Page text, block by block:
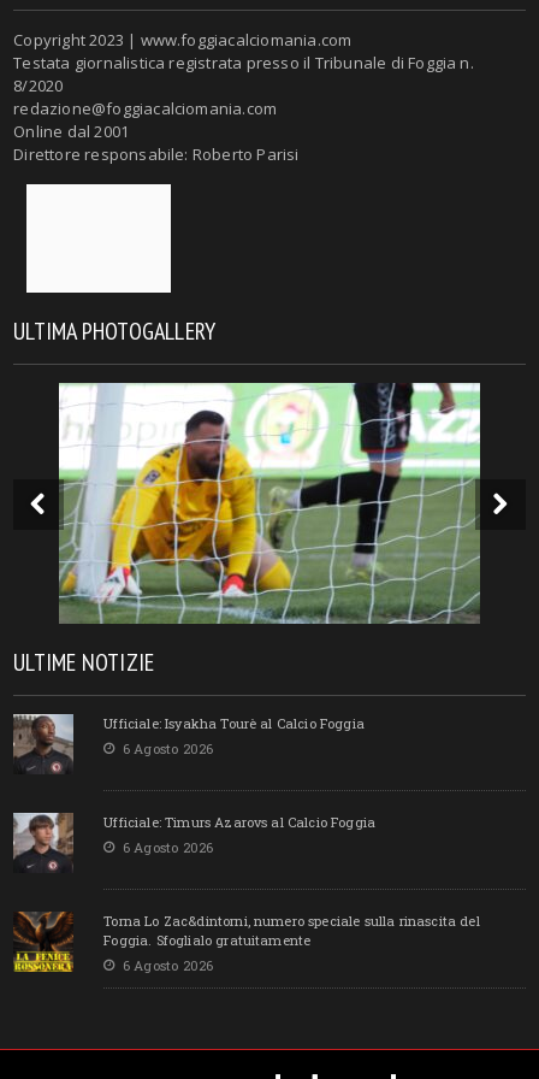
Copyright 2023 | www.foggiacalciomania.com
Testata giornalistica registrata presso il Tribunale di Foggia n.
8/2020
redazione@foggiacalciomania.com
Online dal 2001
Direttore responsabile: Roberto Parisi
ULTIMA PHOTOGALLERY
ULTIME NOTIZIE
Ufficiale: Isyakha Tourè al Calcio Foggia
6 Agosto 2026
Ufficiale: Timurs Azarovs al Calcio Foggia
6 Agosto 2026
Torna Lo Zac&dintorni, numero speciale sulla rinascita del
Foggia. Sfoglialo gratuitamente
6 Agosto 2026